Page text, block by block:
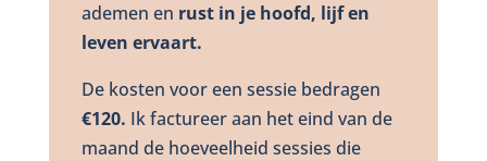
ademen en rust in je hoofd, lijf en
leven ervaart.
De kosten voor een sessie bedragen
€120. Ik factureer aan het eind van de
maand de hoeveelheid sessies die